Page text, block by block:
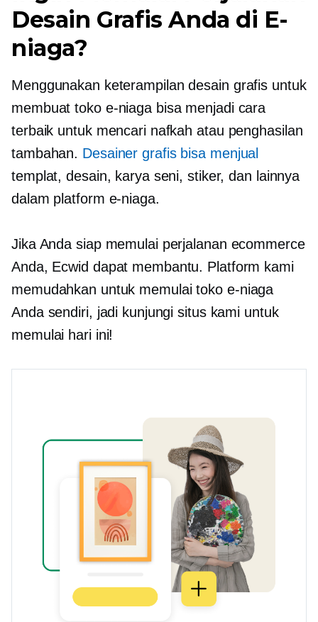
Desain Grafis Anda di E-
niaga?
Menggunakan keterampilan desain grafis untuk
membuat toko e-niaga bisa menjadi cara
terbaik untuk mencari nafkah atau penghasilan
tambahan. Desainer grafis bisa menjual
templat, desain, karya seni, stiker, dan lainnya
dalam platform e-niaga.
Jika Anda siap memulai perjalanan ecommerce
Anda, Ecwid dapat membantu. Platform kami
memudahkan untuk memulai toko e-niaga
Anda sendiri, jadi kunjungi situs kami untuk
memulai hari ini!